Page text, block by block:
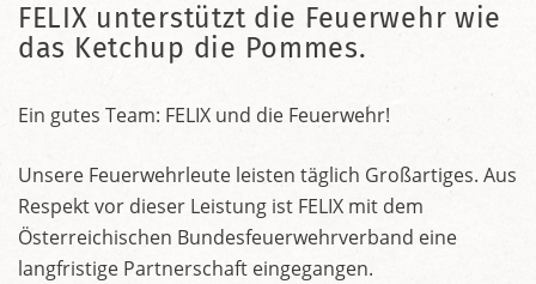
FELIX unterstützt die Feuerwehr wie
das Ketchup die Pommes.
Ein gutes Team: FELIX und die Feuerwehr!
Unsere Feuerwehrleute leisten täglich Großartiges. Aus
Respekt vor dieser Leistung ist FELIX mit dem
Österreichischen Bundesfeuerwehrverband eine
langfristige Partnerschaft eingegangen.